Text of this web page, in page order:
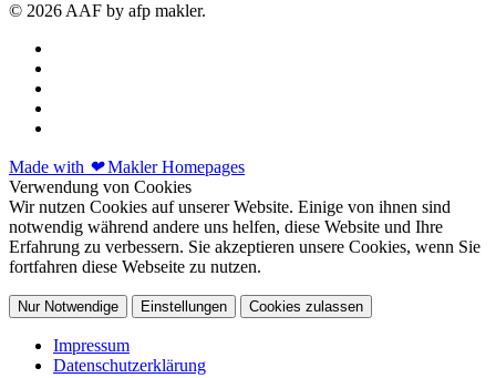
© 2026 AAF by afp makler.
Made with ❤Makler Homepages
Verwendung von Cookies
Wir nutzen Cookies auf unserer Website. Einige von ihnen sind
notwendig während andere uns helfen, diese Website und Ihre
Erfahrung zu verbessern. Sie akzeptieren unsere Cookies, wenn Sie
fortfahren diese Webseite zu nutzen.
Nur Notwendige Einstellungen Cookies zulassen
Impressum
Datenschutzerklärung